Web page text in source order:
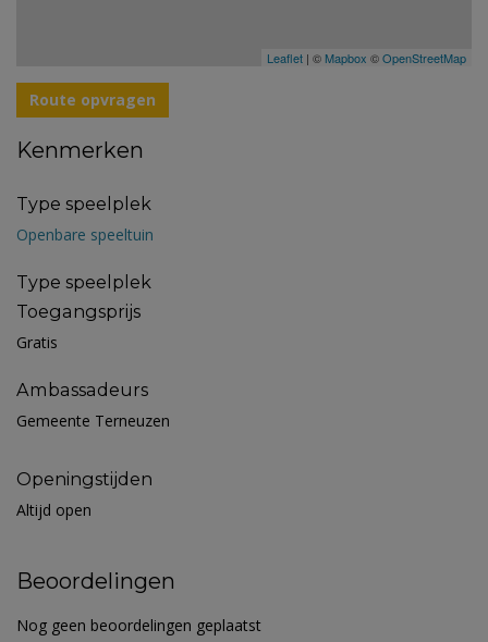
Leaflet | © Mapbox ©OpenStreetMap
Route opvragen
Kenmerken
Type speelplek
Openbare speeltuin
Type speelplek
Toegangsprijs
Gratis
Ambassadeurs
Gemeente Terneuzen
Openingstijden
Altijd open
Beoordelingen
Nog geen beoordelingen geplaatst